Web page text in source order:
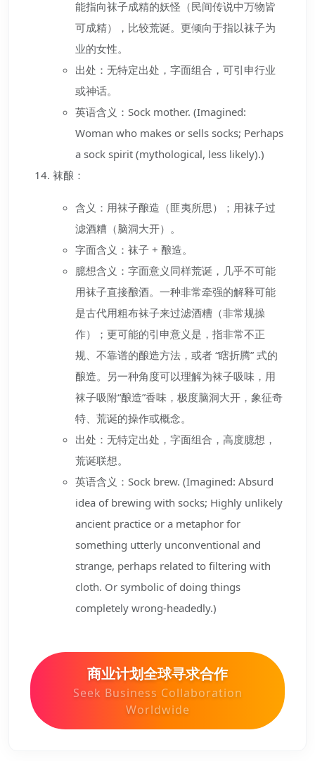
能指向袜子成精的妖怪（民间传说中万物皆
可成精），比较荒诞。更倾向于指以袜子为
业的女性。
出处：无特定出处，字面组合，可引申行业
或神话。
英语含义：Sock mother. (Imagined:
Woman who makes or sells socks; Perhaps
a sock spirit (mythological, less likely).)
袜酿：
含义：用袜子酿造（匪夷所思）；用袜子过
滤酒糟（脑洞大开）。
字面含义：袜子 + 酿造。
臆想含义：字面意义同样荒诞，几乎不可能
用袜子直接酿酒。一种非常牵强的解释可能
是古代用粗布袜子来过滤酒糟（非常规操
作）；更可能的引申意义是，指非常不正
规、不靠谱的酿造方法，或者 “瞎折腾” 式的
酿造。另一种角度可以理解为袜子吸味，用
袜子吸附“酿造”香味，极度脑洞大开，象征奇
特、荒诞的操作或概念。
出处：无特定出处，字面组合，高度臆想，
荒诞联想。
英语含义：Sock brew. (Imagined: Absurd
idea of brewing with socks; Highly unlikely
ancient practice or a metaphor for
something utterly unconventional and
strange, perhaps related to filtering with
cloth. Or symbolic of doing things
completely wrong-headedly.)
商业计划全球寻求合作
Seek Business Collaboration
Worldwide